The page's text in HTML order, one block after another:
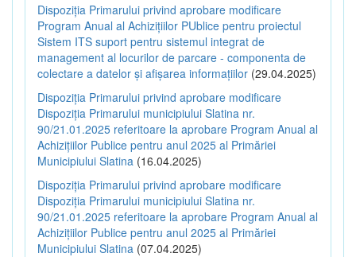
Dispoziția Primarului privind aprobare modificare
Program Anual al Achizițiilor PUblice pentru proiectul
Sistem ITS suport pentru sistemul integrat de
management al locurilor de parcare - componenta de
colectare a datelor și afișarea informațiilor (29.04.2025)
Dispoziția Primarului privind aprobare modificare
Dispoziția Primarului municipiului Slatina nr.
90/21.01.2025 referitoare la aprobare Program Anual al
Achizițiilor Publice pentru anul 2025 al Primăriei
Municipiului Slatina (16.04.2025)
Dispoziția Primarului privind aprobare modificare
Dispoziția Primarului municipiului Slatina nr.
90/21.01.2025 referitoare la aprobare Program Anual al
Achizițiilor Publice pentru anul 2025 al Primăriei
Municipiului Slatina (07.04.2025)